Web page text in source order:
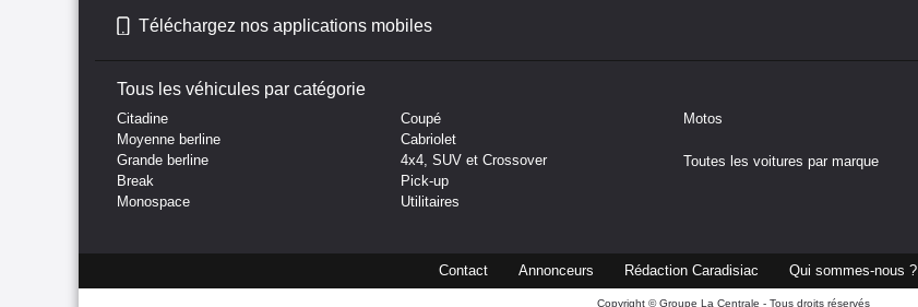
Téléchargez nos applications mobiles
Tous les véhicules par catégorie
Citadine
Moyenne berline
Grande berline
Break
Monospace
Coupé
Cabriolet
4x4, SUV et Crossover
Pick-up
Utilitaires
Motos
Toutes les voitures par marque
Contact Annonceurs Rédaction Caradisiac Qui sommes-nous ?
Copyright © Groupe La Centrale - Tous droits réservés